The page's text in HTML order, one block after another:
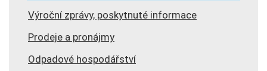
Výroční zprávy, poskytnuté informace
Prodeje a pronájmy
Odpadové hospodářství